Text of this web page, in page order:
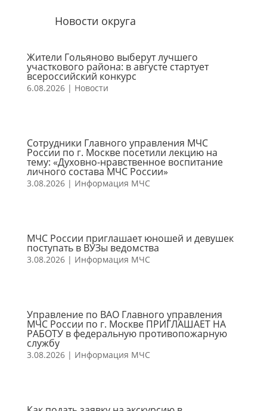
Новости округа
Жители Гольяново выберут лучшего
участкового района: в августе стартует
всероссийский конкурс
6.08.2026| Новости
Сотрудники Главного управления МЧС
России по г. Москве посетили лекцию на
тему: «Духовно-нравственное воспитание
личного состава МЧС России»
3.08.2026| Информация МЧС
МЧС России приглашает юношей и девушек
поступать в ВУЗы ведомства
3.08.2026| Информация МЧС
Управление по ВАО Главного управления
МЧС России по г. Москве ПРИГЛАШАЕТ НА
РАБОТУ в федеральную противопожарную
службу
3.08.2026| Информация МЧС